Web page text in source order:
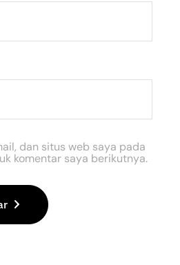
dan situs web saya pada
komentar saya berikutnya.